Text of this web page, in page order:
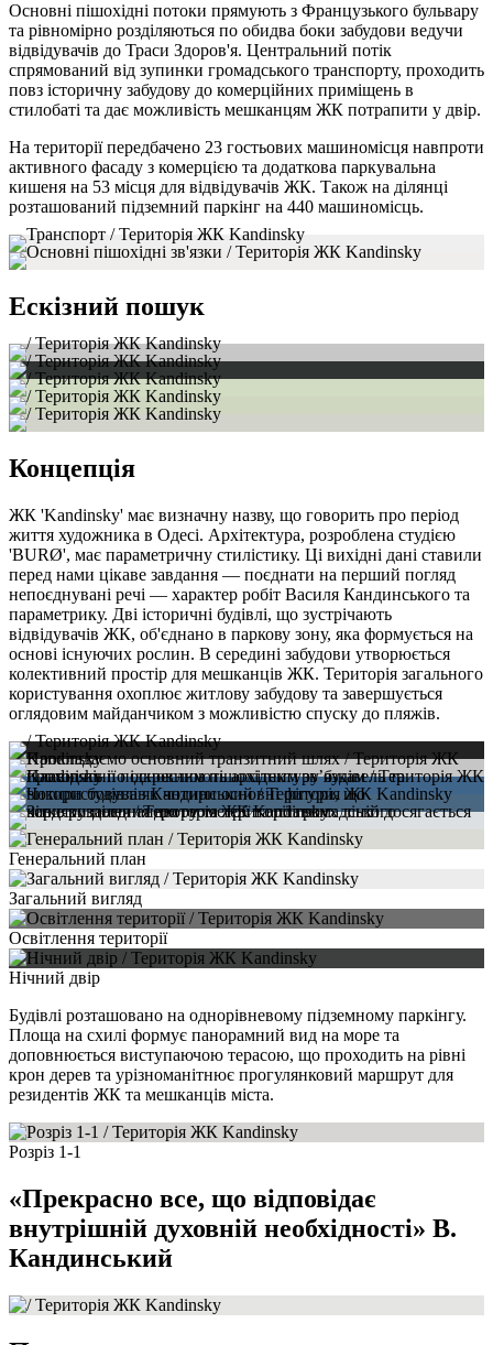
Основні пішохідні потоки прямують з Французького бульвару
та рівномірно розділяються по обидва боки забудови ведучи
відвідувачів до Траси Здоров'я. Центральний потік
спрямований від зупинки громадського транспорту, проходить
повз історичну забудову до комерційних приміщень в
стилобаті та дає можливість мешканцям ЖК потрапити у двір.
На території передбачено 23 гостьових машиномісця навпроти
активного фасаду з комерцією та додаткова паркувальна
кишеня на 53 місця для відвідувачів ЖК. Також на ділянці
розташований підземний паркінг на 440 машиномісць.
Ескізний пошук
Концепція
ЖК 'Kandinsky' має визначну назву, що говорить про період
життя художника в Одесі. Архітектура, розроблена студією
'BURØ', має параметричну стилістику. Ці вихідні дані ставили
перед нами цікаве завдання — поєднати на перший погляд
непоєднувані речі — характер робіт Василя Кандинського та
параметрику. Дві історичні будівлі, що зустрічають
відвідувачів ЖК, об'єднано в паркову зону, яка формується на
основі існуючих рослин. В середині забудови утворюється
колективний простір для мешканців ЖК. Територія загального
користування охоплює житлову забудову та завершується
оглядовим майданчиком з можливістю спуску до пляжів.
Генеральний план
Загальний вигляд
Освітлення території
Нічний двір
Будівлі розташовано на однорівневому підземному паркінгу.
Площа на схилі формує панорамний вид на море та
доповнюється виступаючою терасою, що проходить на рівні
крон дерев та урізноманітнює прогулянковий маршрут для
резидентів ЖК та мешканців міста.
Розріз 1-1
«Прекрасно все, що відповідає
внутрішній духовній необхідності» В.
Кандинський